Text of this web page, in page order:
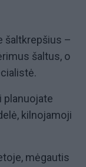
šaltkrepšius –
šaltus, o
planuojate
kilnojamoji
mėgautis